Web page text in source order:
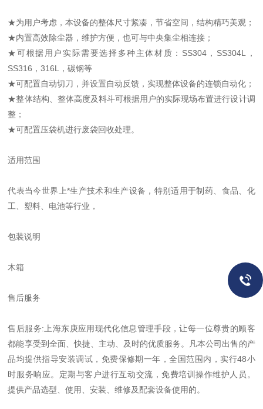
★为用户考虑，本设备的整体尺寸紧凑，节省空间，结构精巧美观；
★内置高效除尘器，维护方便，也可与中央集尘相连接；
★可根据用户实际需要选择多种主体材质：SS304，SS304L，
SS316，316L，碳钢等
★可配置自动切刀，并设置自动反馈，实现整体设备的连锁自动化；
★整体结构、整体高度及料斗可根据用户的实际现场布置进行设计调
整；
★可配置压袋机进行废袋回收处理。
适用范围
代表当今世界上*生产技术和生产设备，特别适用于制药、食品、化
工、塑料、电池等行业，
包装说明
木箱
售后服务
售后服务:上海东庚应用现代化信息管理手段，让每一位尊贵的顾客
都能享受到全面、快捷、主动、及时的优质服务。凡本公司出售的产
品均提供指导安装调试，免费保修期一年，全国范围内，实行48小
时服务响应。定期与客户进行互动交流，免费培训操作维护人员。
提供产品选型、使用、安装、维修及配套设备使用的。